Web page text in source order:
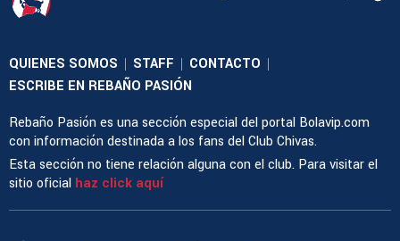
QUIENES SOMOS | STAFF | CONTACTO |
ESCRIBE EN REBAÑO PASIÓN
Rebaño Pasión es una sección especial del portal Bolavip.com
con información destinada a los fans del Club Chivas.
Esta sección no tiene relación alguna con el club. Para visitar el
sitio oficial haz click aquí